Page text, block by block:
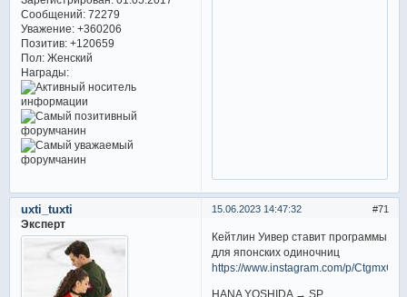
Сообщений:72279
Уважение: +360206
Позитив: +120659
Пол:Женский
Награды:
71
15.06.2023 14:47:32
uxti_tuxti
Эксперт
Кейтлин Уивер ставит программы
для японских одиночниц
https://www.instagram.com/p/
HANA YOSHIDA → SP